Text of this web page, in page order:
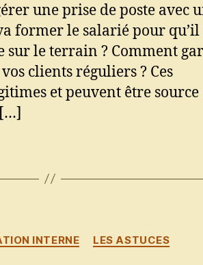
une prise de poste avec
former le salarié pour qu’il
sur le terrain ? Comment
clients réguliers ? Ces
et peuvent être source
Catégories
INTERNE LES ASTUCES